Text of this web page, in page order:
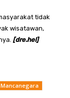
tidak
wisatawan,
[dre.hel]